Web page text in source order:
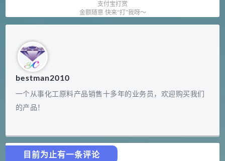
支付宝打赏
金额随意 快来“打”我呀～
bestman2010
一个从事化工原料产品销售十多年的业务员，欢迎购买我们
的产品！
目前为止有一条评论